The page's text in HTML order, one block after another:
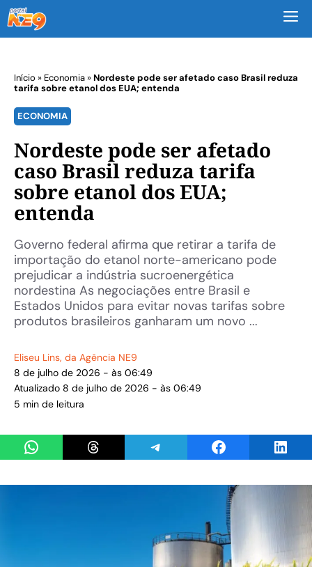
Início » Economia»Nordeste pode ser afetado caso Brasil reduza
tarifa sobre etanol dos EUA; entenda
ECONOMIA
Nordeste pode ser afetado
caso Brasil reduza tarifa
sobre etanol dos EUA;
entenda
Governo federal afirma que retirar a tarifa de
importação do etanol norte-americano pode
prejudicar a indústria sucroenergética
nordestina As negociações entre Brasil e
Estados Unidos para evitar novas tarifas sobre
produtos brasileiros ganharam um novo ...
Eliseu Lins, da Agência NE9
8 de julho de 2026 - às 06:49
Atualizado 8 de julho de 2026 - às 06:49
5 min de leitura
Share on WhatsAppShare on ThreadsShare on TelegramShare on Facebook